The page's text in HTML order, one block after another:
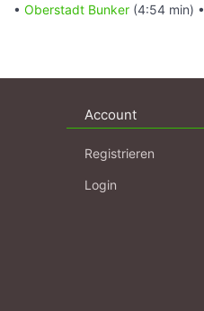
• Oberstadt Bunker (4:54 min) •
Account
Registrieren
Login